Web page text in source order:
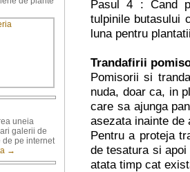
Pasul 4 : Cand
tulpinile butasului
luna pentru
Trandafirii
Pomisorii si
nuda, doar ca, in
care sa ajunga
asezata inainte de
Pentru a proteja
de tesatura si
atata timp cat